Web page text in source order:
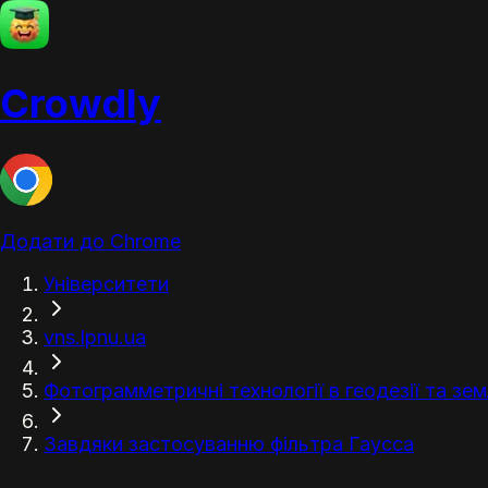
Crowdly
Додати до Chrome
Університети
vns.lpnu.ua
Фотограмметричні технології в геодезії та
Завдяки застосуванню фільтра Гаусса